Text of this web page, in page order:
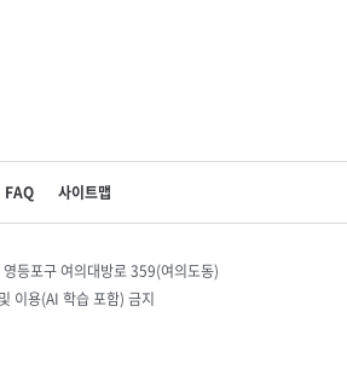
FAQ 사이트맵
등포구 여의대방로 359(여의도동)
이용(AI 학습 포함) 금지